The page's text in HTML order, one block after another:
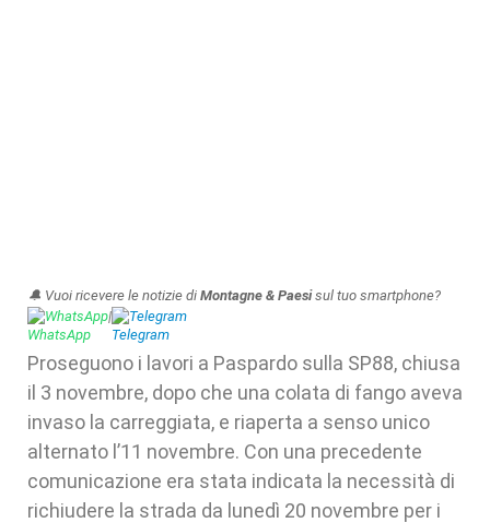
🔔 Vuoi ricevere le notizie di Montagne & Paesisul tuo smartphone?
WhatsApp| Telegram
Proseguono i lavori a Paspardo sulla SP88, chiusa
il 3 novembre, dopo che una colata di fango aveva
invaso la carreggiata, e riaperta a senso unico
alternato l’11 novembre. Con una precedente
comunicazione era stata indicata la necessità di
richiudere la strada da lunedì 20 novembre per i